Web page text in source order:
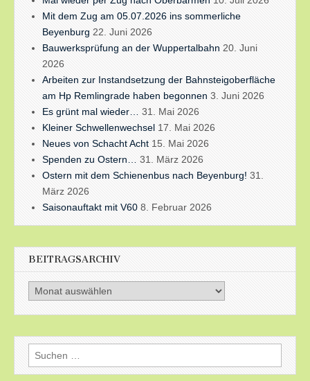
Mit dem Zug am 05.07.2026 ins sommerliche
Beyenburg 22. Juni 2026
Bauwerksprüfung an der Wuppertalbahn 20. Juni
2026
Arbeiten zur Instandsetzung der Bahnsteigoberfläche
am Hp Remlingrade haben begonnen 3. Juni 2026
Es grünt mal wieder…
31. Mai 2026
Kleiner Schwellenwechsel 17. Mai 2026
Neues von Schacht Acht 15. Mai 2026
Spenden zu Ostern…
31. März 2026
Ostern mit dem Schienenbus nach Beyenburg! 31.
März 2026
Saisonauftakt mit V60 8. Februar 2026
BEITRAGSARCHIV
Beitragsarchiv
Suchen
nach: